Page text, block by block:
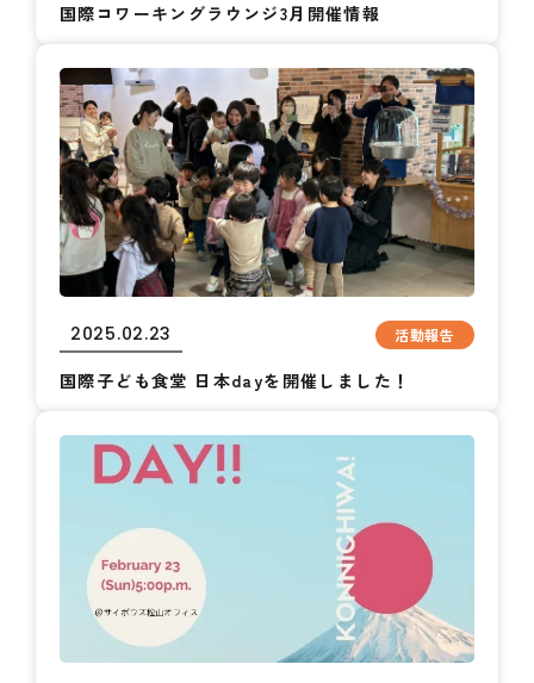
国際コワーキングラウンジ3月開催情報
2025.02.23 活動報告
国際子ども食堂 日本dayを開催しました！